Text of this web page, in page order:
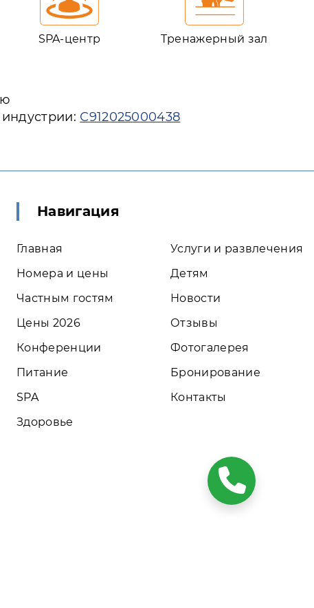
SPA-центр Тренажерный зал
С912025000438
Навигация
Главная
Номера и цены
Частным гостям
Цены 2026
Конференции
Питание
SPA
Здоровье
Услуги и развлечения
Детям
Новости
Отзывы
Фотогалерея
Бронирование
Контакты